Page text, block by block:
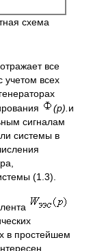
схема
отражает все
учетом всех
(p). и
сигналам
системы в
(1.3).
в простейшем